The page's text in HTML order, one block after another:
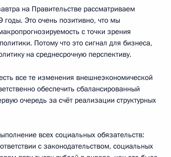
МИА «Россия сегодня»
журналистов телеканала TF1
на Правительстве рассматриваем
Это очень позитивно, что мы
с точки зрения
Потому что это сигнал для бизнеса,
на среднесрочную перспективу.
все те изменения внешнеэкономической
обеспечить сбалансированный
очередь за счёт реализации структурных
всех социальных обязательств:
с законодательством, социальных